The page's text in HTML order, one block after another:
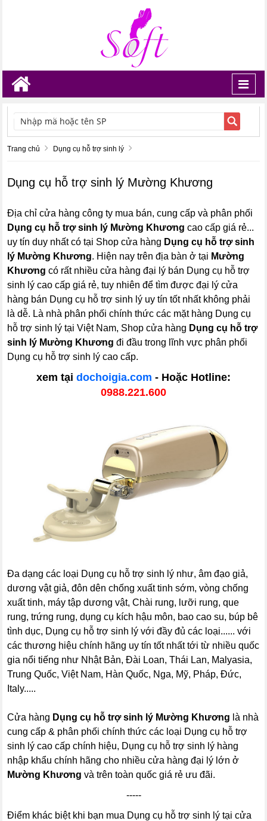
TÌM KIẾM
Trang chủ Dụng cụ hỗ trợ sinh lý
Dụng cụ hỗ trợ sinh lý Mường Khương
Địa chỉ cửa hàng công ty mua bán, cung cấp và phân phối
Dụng cụ hỗ trợ sinh lý Mường Khương cao cấp giá rẻ...
uy tín duy nhất có tại Shop cửa hàng Dụng cụ hỗ trợ sinh
lý Mường Khương. Hiện nay trên địa bàn ở tại Mường
Khương có rất nhiều cửa hàng đại lý bán Dụng cụ hỗ trợ
sinh lý cao cấp giá rẻ, tuy nhiên để tìm được đại lý cửa
hàng bán Dụng cụ hỗ trợ sinh lý uy tín tốt nhất không phải
là dễ. Là nhà phân phối chính thức các mặt hàng Dụng cụ
hỗ trợ sinh lý tại Việt Nam, Shop cửa hàng Dụng cụ hỗ trợ
sinh lý Mường Khương đi đầu trong lĩnh vực phân phối
Dụng cụ hỗ trợ sinh lý cao cấp.
xem tại dochoigia.com - Hoặc Hotline:
0988.221.600
Đa dạng các loại Dụng cụ hỗ trợ sinh lý như, âm đạo giả,
dương vật giả, đôn dên chống xuất tinh sớm, vòng chống
xuất tinh, máy tập dương vật, Chài rung, lưỡi rung, que
rung, trứng rung, dụng cụ kích hậu môn, bao cao su, búp bê
tình dục, Dụng cụ hỗ trợ sinh lý với đầy đủ các loại...... với
các thương hiệu chính hãng uy tín tốt nhất tới từ nhiều quốc
gia nổi tiếng như Nhật Bản, Đài Loan, Thái Lan, Malyasia,
Trung Quốc, Việt Nam, Hàn Quốc, Nga, Mỹ, Pháp, Đức,
Italy.....
Cửa hàng Dụng cụ hỗ trợ sinh lý Mường Khương là nhà
cung cấp & phân phối chính thức các loại Dụng cụ hỗ trợ
sinh lý cao cấp chính hiệu, Dụng cụ hỗ trợ sinh lý hàng
nhập khẩu chính hãng cho nhiều cửa hàng đại lý lớn ở
Mường Khương và trên toàn quốc giá rẻ ưu đãi.
-----
Điểm khác biệt khi bạn mua Dụng cụ hỗ trợ sinh lý tại cửa